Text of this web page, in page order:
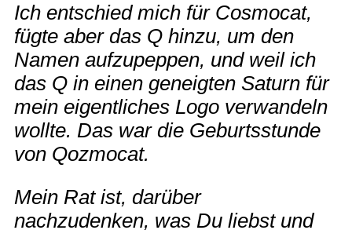
Ich entschied mich für Cosmocat,
fügte aber das Q hinzu, um den
Namen aufzupeppen, und weil ich
das Q in einen geneigten Saturn für
mein eigentliches Logo verwandeln
wollte. Das war die Geburtsstunde
von Qozmocat.
Mein Rat ist, darüber
nachzudenken, was Du liebst und